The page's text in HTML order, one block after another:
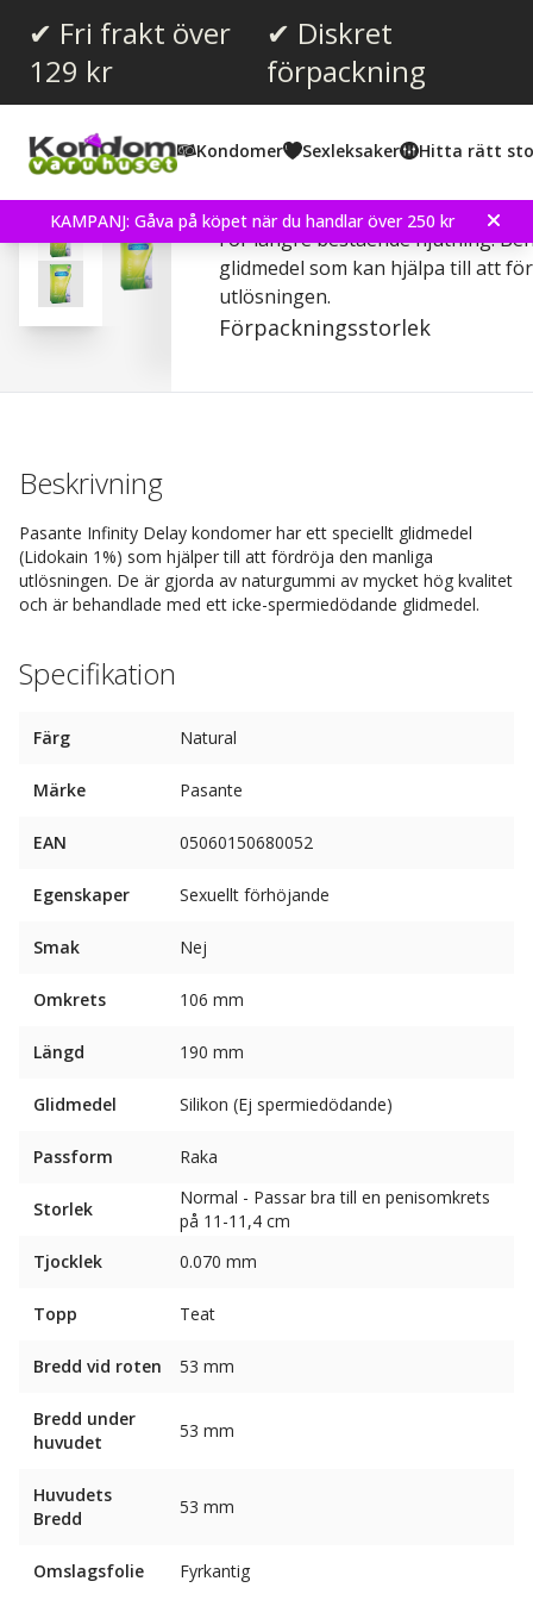
✔ Fri frakt över
129 kr
✔ Diskret
förpackning
Kondomer Sexleksaker Hitta rätt
KAMPANJ: Gåva på köpet när du handlar över 250 kr
Recensioner (23)
Pasante Infinity Delay -
För längre bestående njutning.
glidmedel som kan hjälpa till att
utlösningen.
Förpackningsstorlek
Beskrivning
Pasante Infinity Delay kondomer har ett speciellt glidmedel
(Lidokain 1%) som hjälper till att fördröja den manliga
utlösningen. De är gjorda av naturgummi av mycket hög kvalitet
och är behandlade med ett icke-spermiedödande glidmedel.
Specifikation
Färg Natural
Märke Pasante
EAN 05060150680052
Egenskaper Sexuellt förhöjande
Smak Nej
Omkrets 106 mm
Längd 190 mm
Glidmedel Silikon (Ej spermiedödande)
Passform Raka
Storlek
Normal - Passar bra till en penisomkrets
på 11-11,4 cm
Tjocklek
0.070 mm
Topp Teat
Bredd vid roten 53 mm
Bredd under
huvudet
53 mm
Huvudets
Bredd
53 mm
Omslagsfolie Fyrkantig